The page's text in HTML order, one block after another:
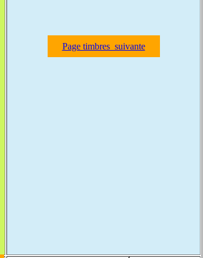
Page timbres suivante